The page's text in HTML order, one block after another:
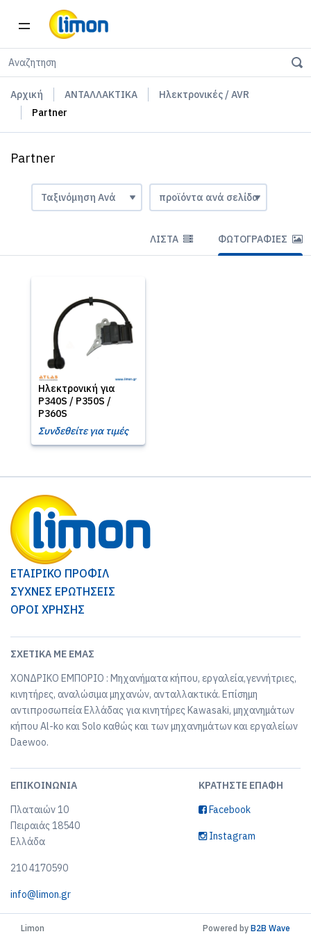
Αρχική ΑΝΤΑΛΛΑΚΤΙΚΑ
Ηλεκτρονικές / AVR
Partner
Partner
ΛΊΣΤΑ ΦΩΤΟΓΡΑΦΊΕΣ
Ηλεκτρονική για
P340S / P350S /
P360S
Συνδεθείτε για τιμές
ΕΤΑΙΡΙΚΟ ΠΡΟΦΙΛ
ΣΥΧΝΕΣ ΕΡΩΤΗΣΕΙΣ
ΟΡΟΙ ΧΡΗΣΗΣ
ΣΧΕΤΙΚΆ ΜΕ ΕΜΆΣ
ΧΟΝΔΡΙΚΟ ΕΜΠΟΡΙΟ : Μηχανήματα κήπου, εργαλεία,γεννήτριες,
κινητήρες, αναλώσιμα μηχανών, ανταλλακτικά. Επίσημη
αντιπροσωπεία Ελλάδας για κινητήρες Kawasaki, μηχανημάτων
κήπου Al-ko και Solo καθώς και των μηχανημάτων και εργαλείων
Daewoo.
ΕΠΙΚΟΙΝΩΝΊΑ
Πλαταιών 10
Πειραιάς 18540
Ελλάδα
210 4170590
info@limon.gr
ΚΡΑΤΉΣΤΕ ΕΠΑΦΉ
Facebook
Instagram
Limon Powered by B2B Wave